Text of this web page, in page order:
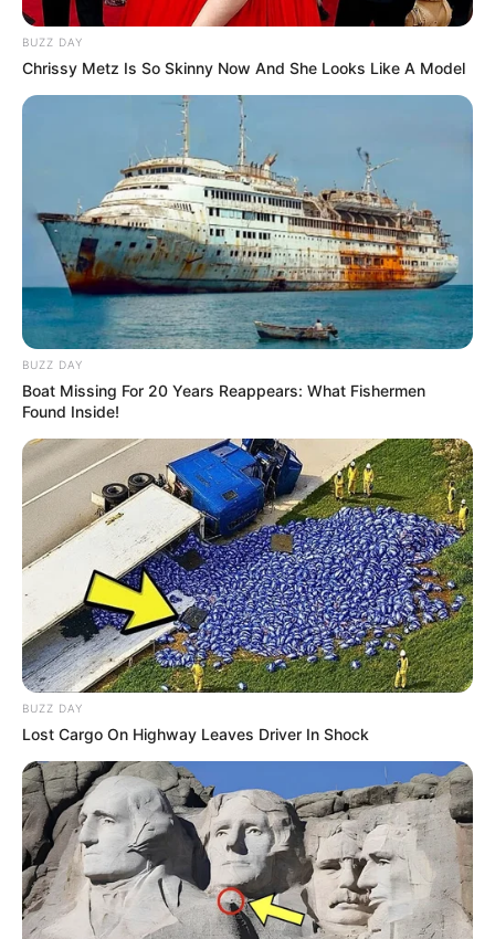
BUZZ DAY
Chrissy Metz Is So Skinny Now And She Looks Like A Model
BUZZ DAY
Boat Missing For 20 Years Reappears: What Fishermen
Found Inside!
BUZZ DAY
Lost Cargo On Highway Leaves Driver In Shock